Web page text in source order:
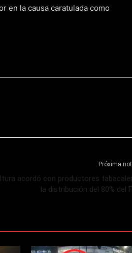
en la causa caratulada como
Próxima
acordó con productores
la distribución del 80% del